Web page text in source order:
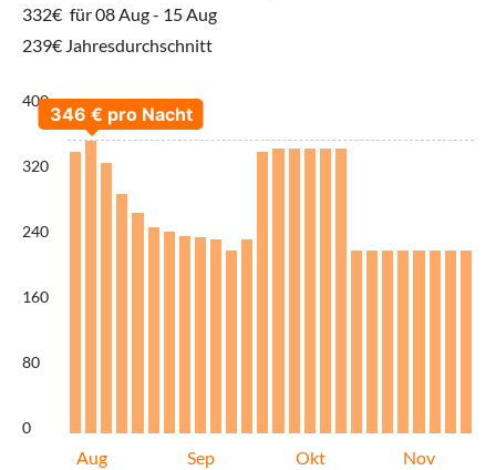
332€ für 08 Aug - 15 Aug
239€ Jahresdurchschnitt
400
320
240
160
80
0
Aug Sep Okt Nov